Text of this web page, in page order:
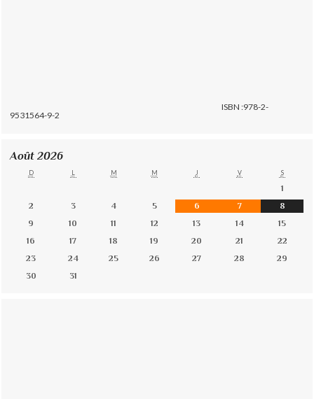
ISBN :978-2-
9531564-9-2
Août 2026
D L M M J V S
1
2
3 4 5 6 7
8
9
10 11 12 13 14
15
16
17 18 19 20 21
22
23
24 25 26 27 28
29
30
31